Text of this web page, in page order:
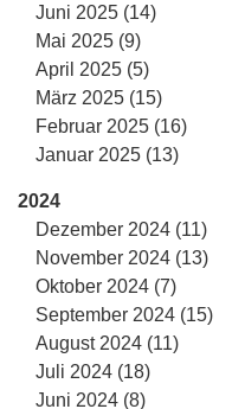
Juni 2025 (14)
Mai 2025 (9)
April 2025 (5)
März 2025 (15)
Februar 2025 (16)
Januar 2025 (13)
2024
Dezember 2024 (11)
November 2024 (13)
Oktober 2024 (7)
September 2024 (15)
August 2024 (11)
Juli 2024 (18)
Juni 2024 (8)